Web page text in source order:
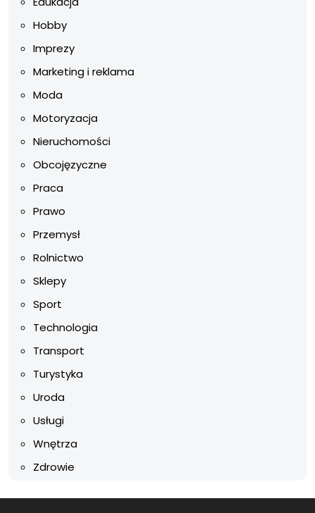
Hobby
Imprezy
Marketing i reklama
Moda
Motoryzacja
Nieruchomości
Obcojęzyczne
Praca
Prawo
Przemysł
Rolnictwo
Sklepy
Sport
Technologia
Transport
Turystyka
Uroda
Usługi
Wnętrza
Zdrowie